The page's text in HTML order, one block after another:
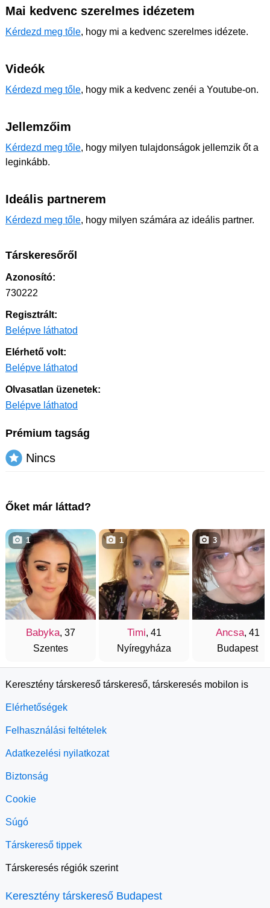
Mai kedvenc szerelmes idézetem
Kérdezd meg tőle, hogy mi a kedvenc szerelmes idézete.
Videók
Kérdezd meg tőle, hogy mik a kedvenc zenéi a Youtube-on.
Jellemzőim
Kérdezd meg tőle, hogy milyen tulajdonságok jellemzik őt a
leginkább.
Ideális partnerem
Kérdezd meg tőle, hogy milyen számára az ideális partner.
Társkeresőről
Azonosító:
730222
Regisztrált:
Belépve láthatod
Elérhető volt:
Belépve láthatod
Olvasatlan üzenetek:
Belépve láthatod
Prémium tagság
Nincs
Őket már láttad?
Babyka, 37
Szentes
1
Timi, 41
Nyíregyháza
1
Ancsa, 41
Budapest
3
Keresztény társkereső társkereső, társkeresés mobilon is
Elérhetőségek
Felhasználási feltételek
Adatkezelési nyilatkozat
Biztonság
Cookie
Súgó
Társkereső tippek
Társkeresés régiók szerint
Keresztény társkereső Budapest